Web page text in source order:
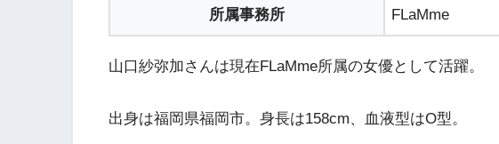
所属事務所 FLaMme
山口紗弥加さんは現在FLaMme所属の女優として活躍。
出身は福岡県福岡市。身長は158cm、血液型はO型。